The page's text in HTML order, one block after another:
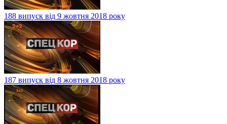
188 випуск від 9 жовтня 2018 року
187 випуск від 8 жовтня 2018 року